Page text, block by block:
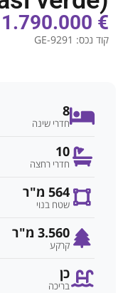
€ 1.790.000
קוד נכס: GE-9291
8
חדרי שינה
10
חדרי רחצה
564 מ"ר
שטח בנוי
3.560 מ"ר
קרקע
כן
בריכה